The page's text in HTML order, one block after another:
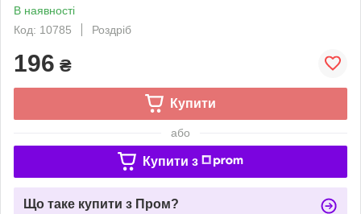
В наявності
Код: 10785
Роздріб
196 ₴
Купити
або
Купити з
Що таке купити з Пром?